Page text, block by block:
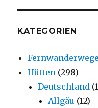
KATEGORIEN
Hütten (298)
Deutschland
Allgäu (12)